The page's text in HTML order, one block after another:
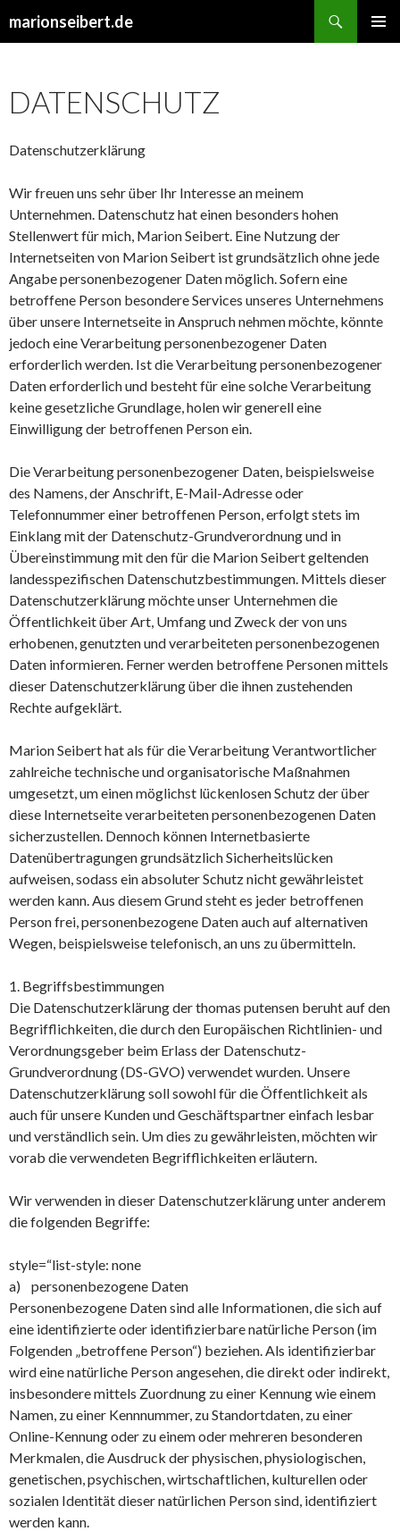
marionseibert.de
DATENSCHUTZ
Datenschutzerklärung
Wir freuen uns sehr über Ihr Interesse an meinem
Unternehmen. Datenschutz hat einen besonders hohen
Stellenwert für mich, Marion Seibert. Eine Nutzung der
Internetseiten von Marion Seibert ist grundsätzlich ohne jede
Angabe personenbezogener Daten möglich. Sofern eine
betroffene Person besondere Services unseres Unternehmens
über unsere Internetseite in Anspruch nehmen möchte, könnte
jedoch eine Verarbeitung personenbezogener Daten
erforderlich werden. Ist die Verarbeitung personenbezogener
Daten erforderlich und besteht für eine solche Verarbeitung
keine gesetzliche Grundlage, holen wir generell eine
Einwilligung der betroffenen Person ein.
Die Verarbeitung personenbezogener Daten, beispielsweise
des Namens, der Anschrift, E-Mail-Adresse oder
Telefonnummer einer betroffenen Person, erfolgt stets im
Einklang mit der Datenschutz-Grundverordnung und in
Übereinstimmung mit den für die Marion Seibert geltenden
landesspezifischen Datenschutzbestimmungen. Mittels dieser
Datenschutzerklärung möchte unser Unternehmen die
Öffentlichkeit über Art, Umfang und Zweck der von uns
erhobenen, genutzten und verarbeiteten personenbezogenen
Daten informieren. Ferner werden betroffene Personen mittels
dieser Datenschutzerklärung über die ihnen zustehenden
Rechte aufgeklärt.
Marion Seibert hat als für die Verarbeitung Verantwortlicher
zahlreiche technische und organisatorische Maßnahmen
umgesetzt, um einen möglichst lückenlosen Schutz der über
diese Internetseite verarbeiteten personenbezogenen Daten
sicherzustellen. Dennoch können Internetbasierte
Datenübertragungen grundsätzlich Sicherheitslücken
aufweisen, sodass ein absoluter Schutz nicht gewährleistet
werden kann. Aus diesem Grund steht es jeder betroffenen
Person frei, personenbezogene Daten auch auf alternativen
Wegen, beispielsweise telefonisch, an uns zu übermitteln.
1. Begriffsbestimmungen
Die Datenschutzerklärung der thomas putensen beruht auf den
Begrifflichkeiten, die durch den Europäischen Richtlinien- und
Verordnungsgeber beim Erlass der Datenschutz-
Grundverordnung (DS-GVO) verwendet wurden. Unsere
Datenschutzerklärung soll sowohl für die Öffentlichkeit als
auch für unsere Kunden und Geschäftspartner einfach lesbar
und verständlich sein. Um dies zu gewährleisten, möchten wir
vorab die verwendeten Begrifflichkeiten erläutern.
Wir verwenden in dieser Datenschutzerklärung unter anderem
die folgenden Begriffe:
style=“list-style: none
a) personenbezogene Daten
Personenbezogene Daten sind alle Informationen, die sich auf
eine identifizierte oder identifizierbare natürliche Person (im
Folgenden „betroffene Person“) beziehen. Als identifizierbar
wird eine natürliche Person angesehen, die direkt oder indirekt,
insbesondere mittels Zuordnung zu einer Kennung wie einem
Namen, zu einer Kennnummer, zu Standortdaten, zu einer
Online-Kennung oder zu einem oder mehreren besonderen
Merkmalen, die Ausdruck der physischen, physiologischen,
genetischen, psychischen, wirtschaftlichen, kulturellen oder
sozialen Identität dieser natürlichen Person sind, identifiziert
werden kann.